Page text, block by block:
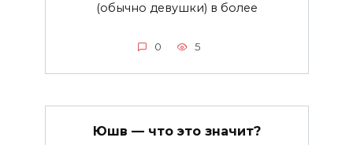
(обычно девушки) в более
0 5
Юшв — что это значит?